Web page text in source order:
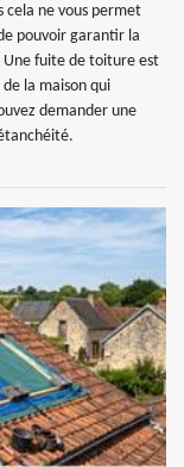
cela ne vous permet
pouvoir garantir la
Une fuite de toiture est
la maison qui
demander une